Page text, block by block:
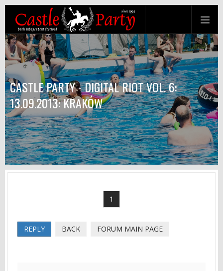
CASTLE PARTY - DIGITAL RIOT VOL. 6:
13.09.2013: KRAKÓW
1
REPLY BACK FORUM MAIN PAGE